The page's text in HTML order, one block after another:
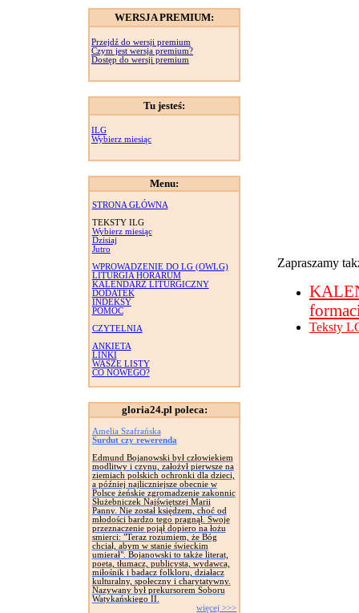
WERSJA PREMIUM:
Przejdź do wersji premium
Czym jest wersja premium?
Dostęp do wersji premium
Tu jesteś:
ILG
Wybierz miesiąc
Menu:
STRONA GŁÓWNA
TEKSTY ILG
Wybierz miesiąc
Dzisiaj
Jutro
WPROWADZENIE DO LG (OWLG)
LITURGIA HORARUM
KALENDARZ LITURGICZNY
DODATEK
INDEKSY
POMOC
CZYTELNIA
ANKIETA
LINKI
WASZE LISTY
CO NOWEGO?
gloria24.pl poleca:
Amelia Szafrańska
Surdut czy rewerenda
Edmund Bojanowski był człowiekiem
modlitwy i czynu, założył pierwsze na
ziemiach polskich ochronki dla dzieci,
a później najliczniejsze obecnie w
Polsce żeńskie zgromadzenie zakonnic
Służebniczek Najświętszej Marii
Panny. Nie został księdzem, choć od
młodości bardzo tego pragnął. Swoje
przeznaczenie pojął dopiero na łożu
smierci: "Teraz rozumiem, że Bóg
chciał, abym w stanie świeckim
umierał". Bojanowski to także literat,
poeta, tłumacz, publicysta, wydawca,
miłośnik i badacz folkloru, działacz
kulturalny, społeczny i charytatywny.
Nazywany był prekursorem Soboru
Watykańskiego II.
więcej >>>
Zapraszamy
Teksty